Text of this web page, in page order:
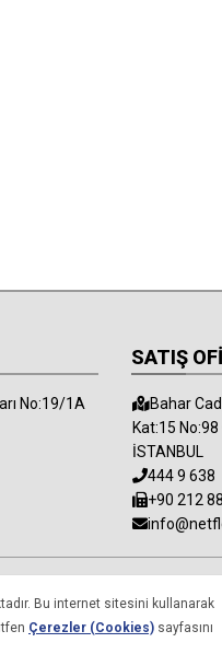
No:19/1A
SATIŞ
Bahar
Kat:15
İSTANBUL
444 9 638
+90 212
Bu internet sitesini kullanarak
Çerezler (Cookies) sayfasını